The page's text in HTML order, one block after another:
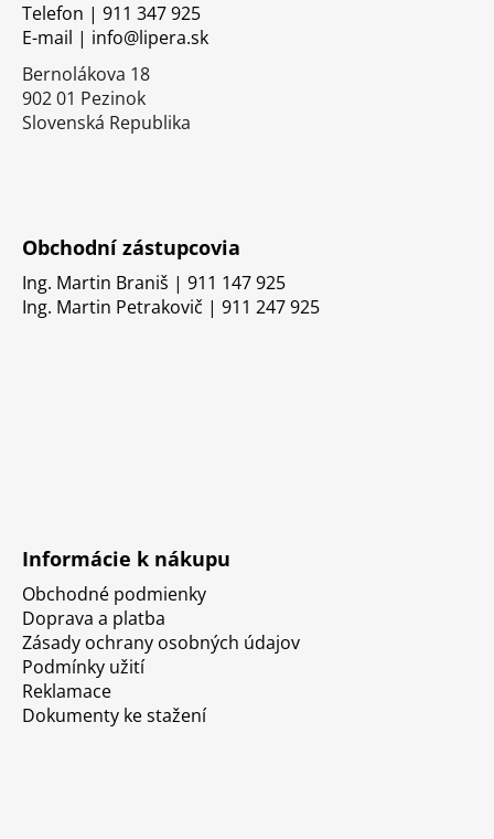
Telefon | 911 347 925
E-mail | info@lipera.sk
Bernolákova 18
902 01 Pezinok
Slovenská Republika
Obchodní zástupcovia
Ing. Martin Braniš | 911 147 925
Ing. Martin Petrakovič | 911 247 925
Informácie k nákupu
Obchodné podmienky
Doprava a platba
Zásady ochrany osobných údajov
Podmínky užití
Reklamace
Dokumenty ke stažení